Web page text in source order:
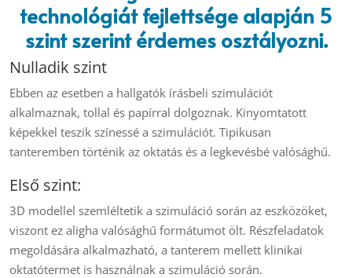
technológiát fejlettsége alapján 5
szint szerint érdemes osztályozni.
Nulladik szint
Ebben az esetben a hallgatók írásbeli szimulációt
alkalmaznak, tollal és papírral dolgoznak. Kinyomtatott
képekkel teszik színessé a szimulációt. Tipikusan
tanteremben történik az oktatás és a legkevésbé valósághű.
Első szint:
3D modellel szemléltetik a szimuláció során az eszközöket,
viszont ez aligha valósághű formátumot ölt. Részfeladatok
megoldására alkalmazható, a tanterem mellett klinikai
oktatótermet is használnak a szimuláció során.